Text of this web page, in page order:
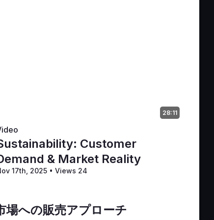
니다:
객
신속
쇄업체
메우
메
도 있
28:11
Customer
& Market Reality
17th, 2025 • Views 24
場への販売アプローチ